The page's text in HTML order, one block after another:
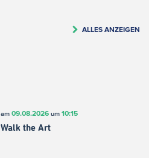
ALLES ANZEIGEN
am 09.08.2026um 10:15
Walk the Art